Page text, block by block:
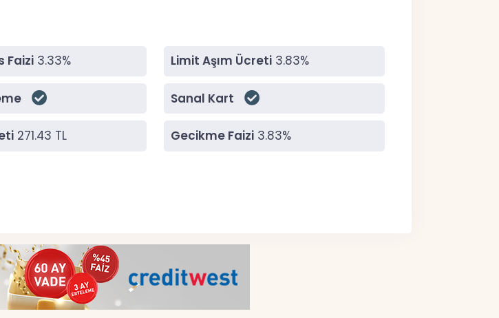
Faizi 3.33% Limit Aşım Ücreti 3.83%
Sanal Kart
271.43 TL Gecikme Faizi 3.83%